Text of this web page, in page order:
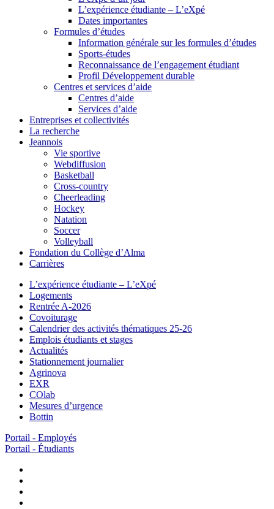
L’expérience étudiante – L’eXpé
Dates importantes
Formules d’études
Information générale sur les formules d’études
Sports-études
Reconnaissance de l’engagement étudiant
Profil Développement durable
Centres et services d’aide
Centres d’aide
Services d’aide
Entreprises et collectivités
La recherche
Jeannois
Vie sportive
Webdiffusion
Basketball
Cross-country
Cheerleading
Hockey
Natation
Soccer
Volleyball
Fondation du Collège d’Alma
Carrières
L’expérience étudiante – L’eXpé
Logements
Rentrée A-2026
Covoiturage
Calendrier des activités thématiques 25-26
Emplois étudiants et stages
Actualités
Stationnement journalier
Agrinova
EXR
COlab
Mesures d’urgence
Bottin
Portail - Employés
Portail - Étudiants